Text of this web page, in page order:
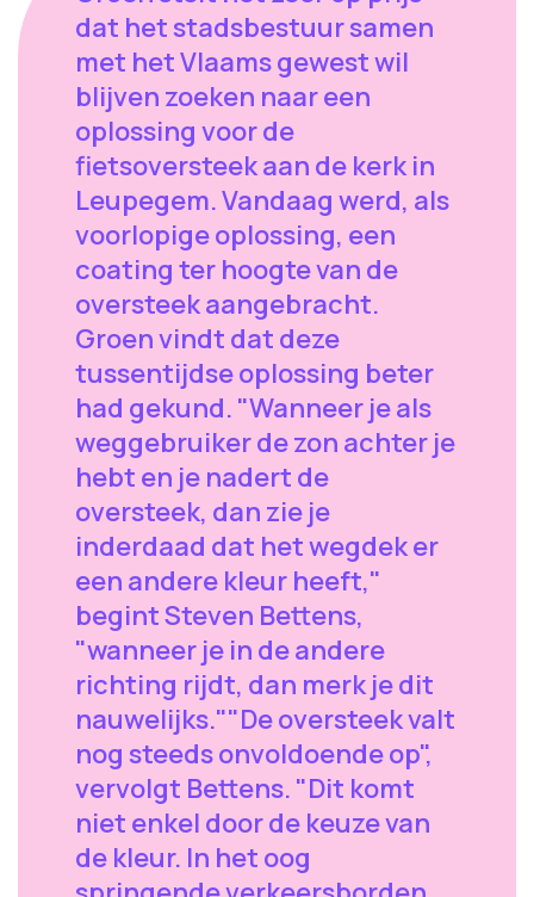
dat het stadsbestuur samen
met het Vlaams gewest wil
blijven zoeken naar een
oplossing voor de
fietsoversteek aan de kerk in
Leupegem. Vandaag werd, als
voorlopige oplossing, een
coating ter hoogte van de
oversteek aangebracht.
Groen vindt dat deze
tussentijdse oplossing beter
had gekund. "Wanneer je als
weggebruiker de zon achter je
hebt en je nadert de
oversteek, dan zie je
inderdaad dat het wegdek er
een andere kleur heeft,"
begint Steven Bettens,
"wanneer je in de andere
richting rijdt, dan merk je dit
nauwelijks.""De oversteek valt
nog steeds onvoldoende op",
vervolgt Bettens. "Dit komt
niet enkel door de keuze van
de kleur. In het oog